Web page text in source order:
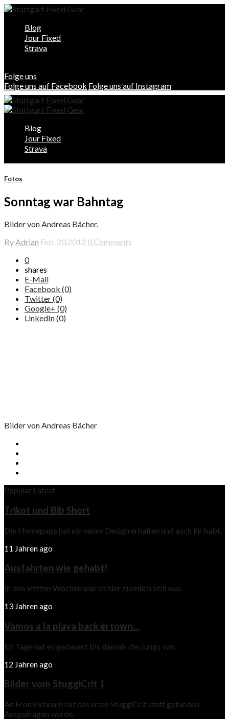
Blog
Jour Fixed
Strava
Folge uns
Folge uns auf Facebook Folge uns auf Instagram
Blog
Jour Fixed
Strava
Fotos
Sonntag war Bahntag
Bilder von Andreas Bächer.
ByAdrian Feb. 20,2012 0 Comments
0
shares
E-Mail
Facebook (0)
Twitter (0)
Google+ (0)
LinkedIn (0)
Bilder von Andreas Bächer
Popular Latest
Trikot und Bib Short
Die Homepage hat ein neues Design erhalten und auch ihr habt.
11 Jahren ago
Ausfahrten wie gehabt!
In den letzten Wochen war es hier ziemlich Still was.
13 Jahren ago
Vamos a la playa back in town…
Elf Tage hat es gedauert bis damals die Jungs von.
12 Jahren ago
Bilder vom StuggiCrit 1
An Fronleichnam hat das erste StuggiCrit statt gefunden.
Ausgetragen wurde.